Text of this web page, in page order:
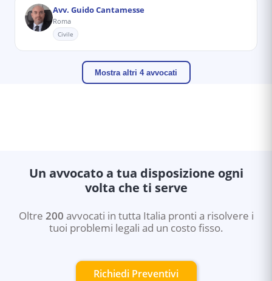
Avv. Guido Cantamesse
Roma
Civile
Mostra altri 4 avvocati
Un avvocato a tua disposizione ogni
volta che ti serve
Oltre 200 avvocati in tutta Italia pronti a risolvere i
tuoi problemi legali ad un costo fisso.
Richiedi Preventivi